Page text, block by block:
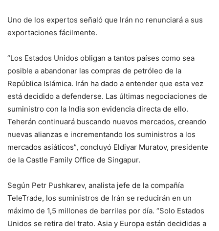
Uno de los expertos señaló que Irán no renunciará a sus
exportaciones fácilmente.
“Los Estados Unidos obligan a tantos países como sea
posible a abandonar las compras de petróleo de la
República Islámica. Irán ha dado a entender que esta vez
está decidido a defenderse. Las últimas negociaciones de
suministro con la India son evidencia directa de ello.
Teherán continuará buscando nuevos mercados, creando
nuevas alianzas e incrementando los suministros a los
mercados asiáticos”, concluyó Eldiyar Muratov, presidente
de la Castle Family Office de Singapur.
Según Petr Pushkarev, analista jefe de la compañía
TeleTrade, los suministros de Irán se reducirán en un
máximo de 1,5 millones de barriles por día. “Solo Estados
Unidos se retira del trato. Asia y Europa están decididas a